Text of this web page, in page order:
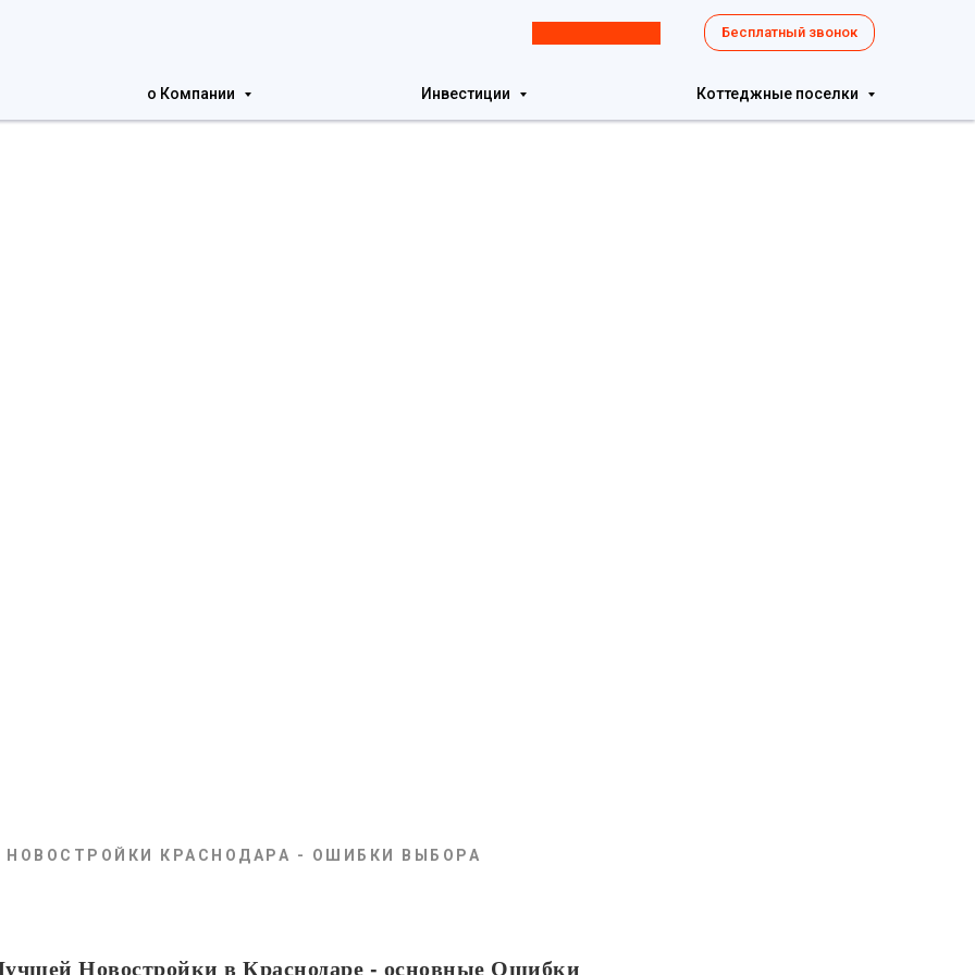
Бесплатный звонок
о Компании Инвестиции Коттеджные поселки
НОВОСТРОЙКИ КРАСНОДАРА - ОШИБКИ ВЫБОРА
Новостройки в Краснодаре - основные Ошибки